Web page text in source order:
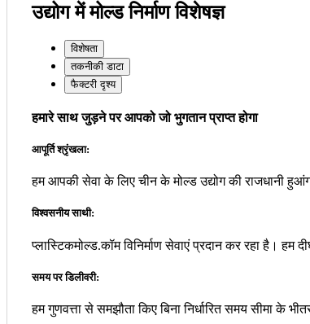
उद्योग में मोल्ड निर्माण विशेषज्ञ
विशेषता
तकनीकी डाटा
फैक्टरी दृश्य
हमारे साथ जुड़ने पर आपको जो भुगतान प्राप्त होगा
आपूर्ति श्रृंखला:
हम आपकी सेवा के लिए चीन के मोल्ड उद्योग की राजधानी
विश्वसनीय साथी:
प्लास्टिकमोल्ड.कॉम ​​विनिर्माण सेवाएं प्रदान कर रहा है।
समय पर डिलीवरी:
हम गुणवत्ता से समझौता किए बिना निर्धारित समय सीमा के